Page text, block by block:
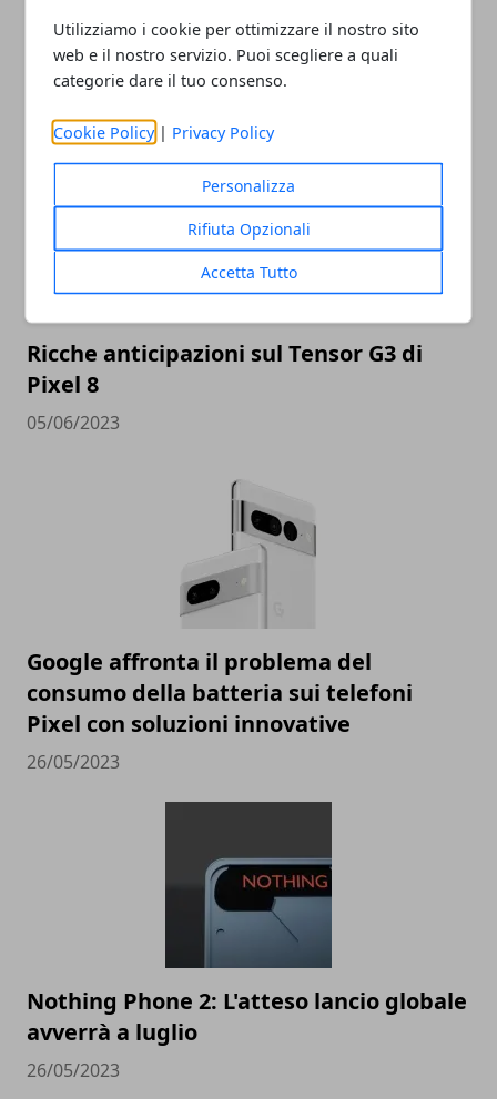
Utilizziamo i cookie per ottimizzare il nostro sito
web e il nostro servizio. Puoi scegliere a quali
categorie dare il tuo consenso.
Cookie Policy | Privacy Policy
Personalizza
Rifiuta Opzionali
Accetta Tutto
Ricche anticipazioni sul Tensor G3 di
Pixel 8
05/06/2023
Google affronta il problema del
consumo della batteria sui telefoni
Pixel con soluzioni innovative
26/05/2023
Nothing Phone 2: L'atteso lancio globale
avverrà a luglio
26/05/2023